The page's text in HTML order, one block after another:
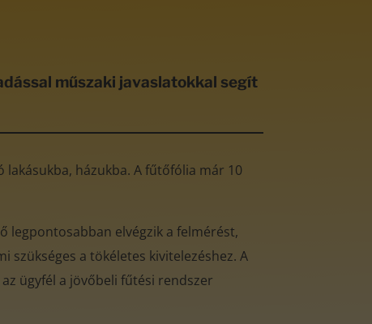
műszaki javaslatokkal segít
házukba. A fűtőfólia már 10
legpontosabban elvégzik a felmérést,
szükséges a tökéletes kivitelezéshez. A
ügyfél a jövőbeli fűtési rendszer